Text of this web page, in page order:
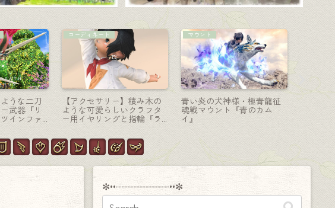
いタキシ
ーデ – 裁
フェル女子
マウント
極ダイヤウェポン捕獲作戦
マウント『ダイヤグイベ
ル』＆ 311周した思い出まと
コーディネート
【ミラプリ】和風スチーム
パンク「蒸気的な和装剣士
様」（侍×機工士×錬金術師×
タンク×キャスターMIX）
ベルベ
（ララ
✼••┈┈┈┈┈┈┈┈┈••✼